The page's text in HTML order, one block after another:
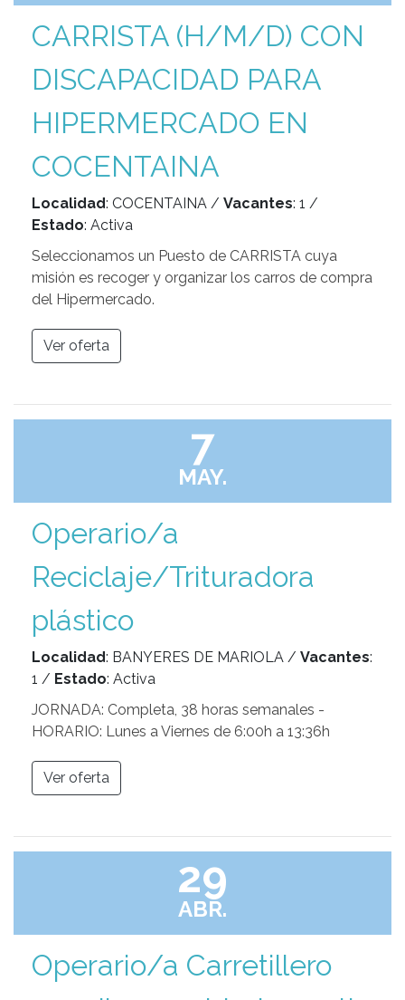
CARRISTA (H/M/D) CON
DISCAPACIDAD PARA
HIPERMERCADO EN
COCENTAINA
Localidad: COCENTAINA / Vacantes: 1 /
Estado: Activa
Seleccionamos un Puesto de CARRISTA cuya
misión es recoger y organizar los carros de compra
del Hipermercado.
Ver oferta
7
MAY.
Operario/a
Reciclaje/Trituradora
plástico
Localidad: BANYERES DE MARIOLA / Vacantes:
1 / Estado: Activa
JORNADA: Completa, 38 horas semanales -
HORARIO: Lunes a Viernes de 6:00h a 13:36h
Ver oferta
29
ABR.
Operario/a Carretillero